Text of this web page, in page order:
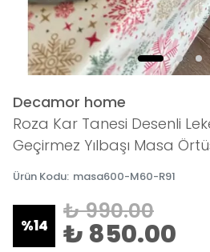
Decamor home
Roza Kar Tanesi Desenli
Geçirmez Yılbaşı Masa
Ürün Kodu: masa600-M60-R91
%14
₺ 990.00
₺ 850.00